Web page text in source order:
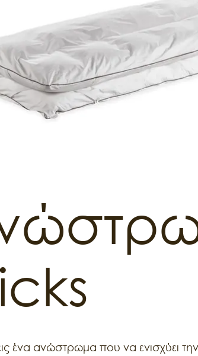
ένα ανώστρωμα που να ενισχύει